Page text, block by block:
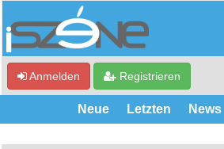
Anmelden Registrieren
Neue Letzten News